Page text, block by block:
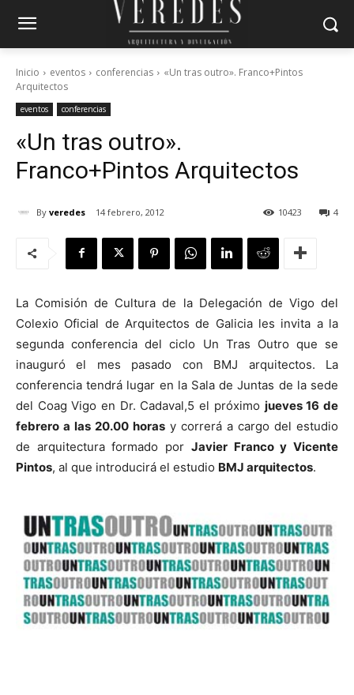
Inicio eventos conferencias
«Un tras outro». Franco+Pintos
Arquitectos
eventos conferencias
«Un tras outro».
Franco+Pintos Arquitectos
By veredes 14 febrero, 2012 4
10423
La Comisión de Cultura de la Delegación de Vigo del
Colexio Oficial de Arquitectos de Galicia les invita a la
segunda conferencia del ciclo Un Tras Outro que se
inauguró el mes pasado con BMJ arquitectos. La
conferencia tendrá lugar en la Sala de Juntas de la sede
del Coag Vigo en Dr. Cadaval,5 el próximo jueves 16 de
febrero a las 20.00 horas y correrá a cargo del estudio
de arquitectura formado por Javier Franco y Vicente
Pintos, al que introducirá el estudio BMJ arquitectos.